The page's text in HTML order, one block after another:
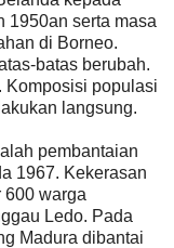
1950an serta masa
di Borneo.
batas berubah.
Komposisi populasi
langsung.
pembantaian
1967. Kekerasan
600 warga
Ledo. Pada
Madura dibantai